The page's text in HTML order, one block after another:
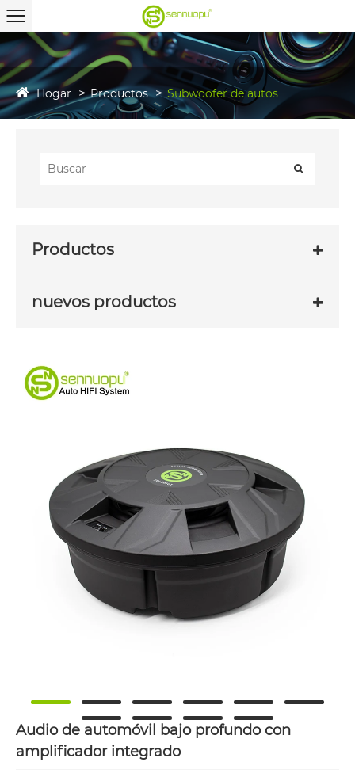
Hogar Productos Subwoofer de autos
Productos
nuevos productos
Audio de automóvil bajo profundo con
amplificador integrado